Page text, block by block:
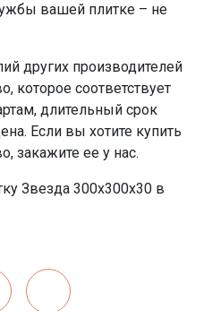
вашей плитке – не
других производителей
которое соответствует
длительный срок
Если вы хотите купить
закажите ее у нас.